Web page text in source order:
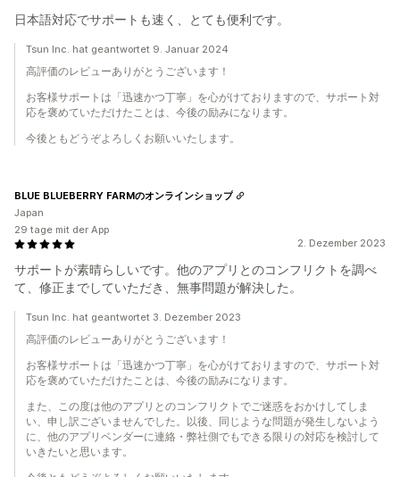
日本語対応でサポートも速く、とても便利です。
Tsun Inc. hat geantwortet 9. Januar 2024
高評価のレビューありがとうございます！
お客様サポートは「迅速かつ丁寧」を心がけておりますので、サポート対
応を褒めていただけたことは、今後の励みになります。
今後ともどうぞよろしくお願いいたします。
2. Dezember 2023
サポートが素晴らしいです。他のアプリとのコンフリクトを調べ
て、修正までしていただき、無事問題が解決した。
BLUE BLUEBERRY FARMのオンラインショップ
Japan
29 tage mit der App
Tsun Inc. hat geantwortet 3. Dezember 2023
高評価のレビューありがとうございます！
お客様サポートは「迅速かつ丁寧」を心がけておりますので、サポート対
応を褒めていただけたことは、今後の励みになります。
また、この度は他のアプリとのコンフリクトでご迷惑をおかけしてしま
い、申し訳ございませんでした。以後、同じような問題が発生しないよう
に、他のアプリベンダーに連絡・弊社側でもできる限りの対応を検討して
いきたいと思います。